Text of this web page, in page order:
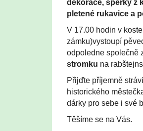
pletené rukavice a
V 17.00 hodin v
zámku)vystoupí
odpoledne společně
stromku na
Přijďte příjemně
historického
dárky pro sebe i své
Těšíme se na Vás.